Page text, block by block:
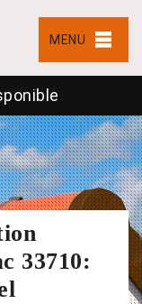
MENU
33710: